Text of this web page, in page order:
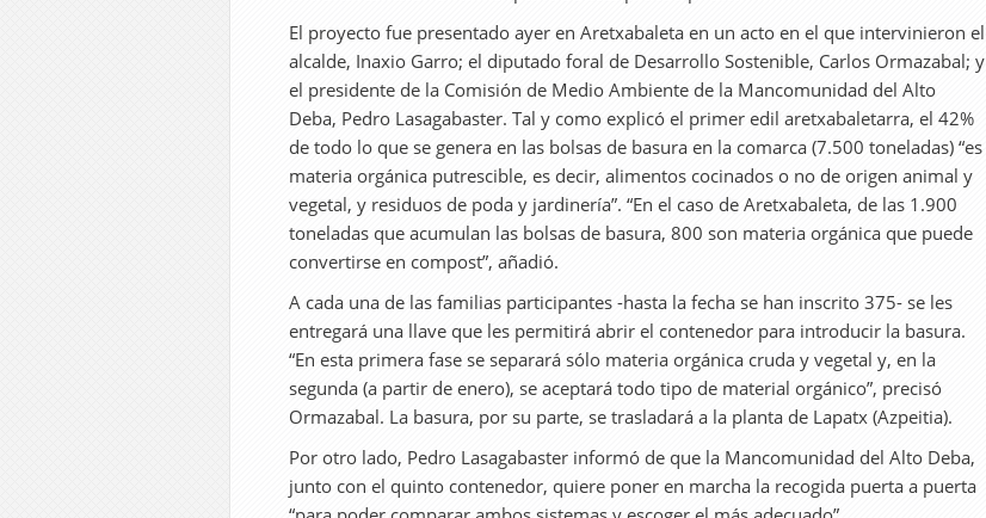
El proyecto fue presentado ayer en Aretxabaleta en un acto en el que intervinieron el
alcalde, Inaxio Garro; el diputado foral de Desarrollo Sostenible, Carlos Ormazabal; y
el presidente de la Comisión de Medio Ambiente de la Mancomunidad del Alto
Deba, Pedro Lasagabaster. Tal y como explicó el primer edil aretxabaletarra, el 42%
de todo lo que se genera en las bolsas de basura en la comarca (7.500 toneladas) “es
materia orgánica putrescible, es decir, alimentos cocinados o no de origen animal y
vegetal, y residuos de poda y jardinería”. “En el caso de Aretxabaleta, de las 1.900
toneladas que acumulan las bolsas de basura, 800 son materia orgánica que puede
convertirse en compost”, añadió.
A cada una de las familias participantes -hasta la fecha se han inscrito 375- se les
entregará una llave que les permitirá abrir el contenedor para introducir la basura.
“En esta primera fase se separará sólo materia orgánica cruda y vegetal y, en la
segunda (a partir de enero), se aceptará todo tipo de material orgánico”, precisó
Ormazabal. La basura, por su parte, se trasladará a la planta de Lapatx (Azpeitia).
Por otro lado, Pedro Lasagabaster informó de que la Mancomunidad del Alto Deba,
junto con el quinto contenedor, quiere poner en marcha la recogida puerta a puerta